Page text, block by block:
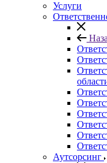
Услуги
Аутсорсинг